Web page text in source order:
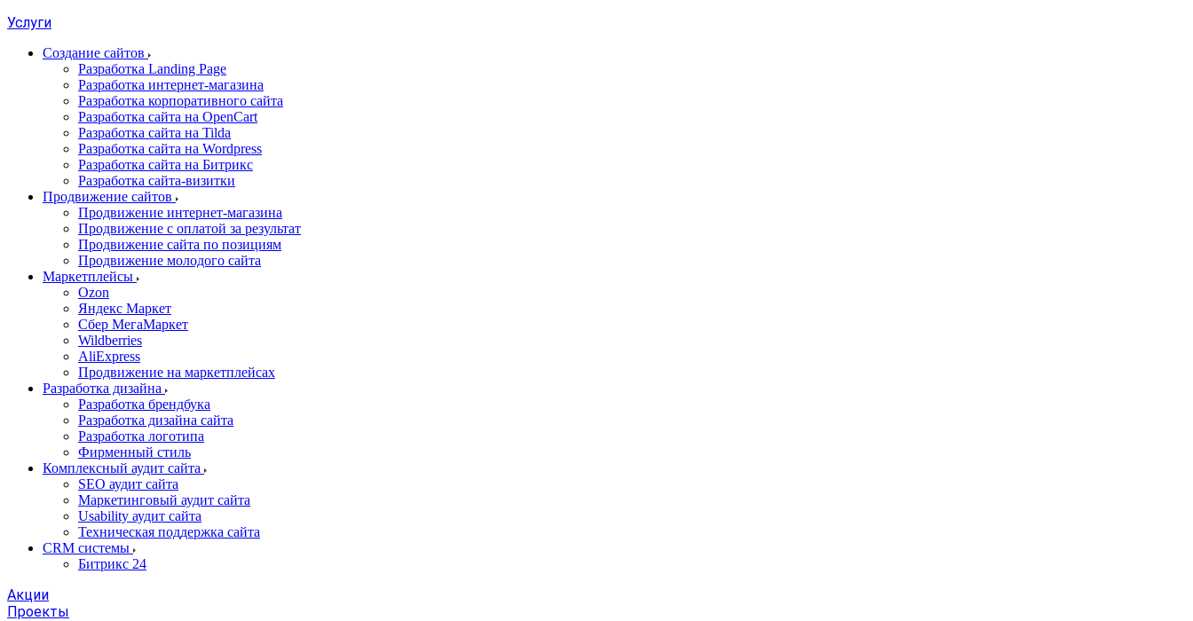
Услуги
Создание сайтов
Разработка Landing Page
Разработка интернет-магазина
Разработка корпоративного сайта
Разработка сайта на OpenCart
Разработка сайта на Tilda
Разработка сайта на Wordpress
Разработка сайта на Битрикс
Разработка сайта-визитки
Продвижение сайтов
Продвижение интернет-магазина
Продвижение с оплатой за результат
Продвижение сайта по позициям
Продвижение молодого сайта
Маркетплейсы
Ozon
Яндекс Маркет
Сбер МегаМаркет
Wildberries
AliExpress
Продвижение на маркетплейсах
Разработка дизайна
Разработка брендбука
Разработка дизайна сайта
Разработка логотипа
Фирменный стиль
Комплексный аудит сайта
SEO аудит сайта
Маркетинговый аудит сайта
Usability аудит сайта
Техническая поддержка сайта
CRM системы
Битрикс 24
Акции
Проекты